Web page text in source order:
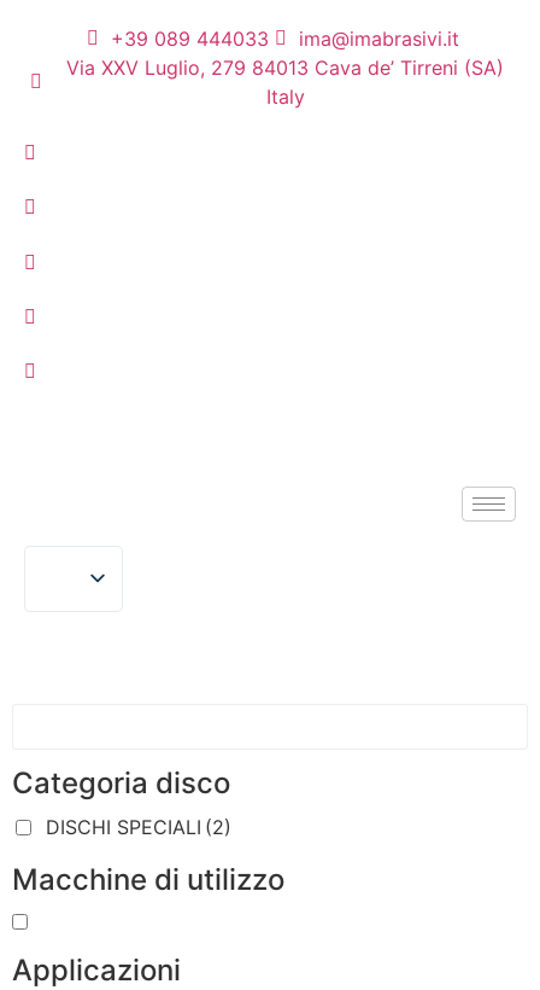
+39 089 444033
ima@imabrasivi.it
Via XXV Luglio, 279 84013 Cava de’ Tirreni (SA)
Italy
Categoria disco
DISCHI SPECIALI (2)
Macchine di utilizzo
Applicazioni